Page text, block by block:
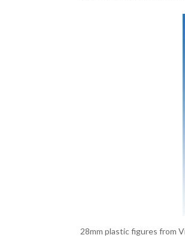
28mm plastic figures from